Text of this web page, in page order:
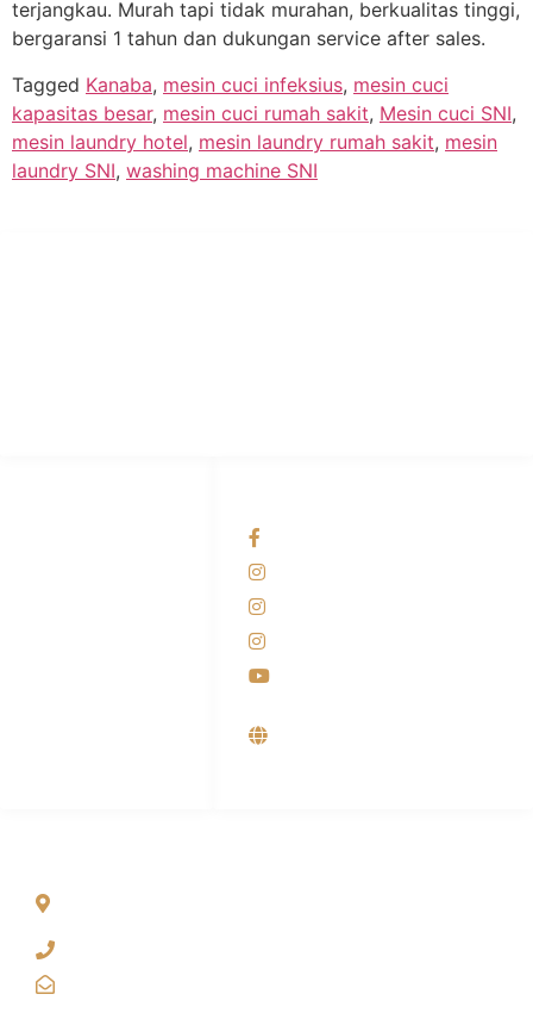
terjangkau. Murah tapi tidak murahan, berkualitas tinggi,
bergaransi 1 tahun dan dukungan service after sales.
Tagged Kanaba, mesin cuci infeksius, mesin cuci
kapasitas besar, mesin cuci rumah sakit, Mesin cuci SNI,
mesin laundry hotel, mesin laundry rumah sakit, mesin
laundry SNI, washing machine SNI